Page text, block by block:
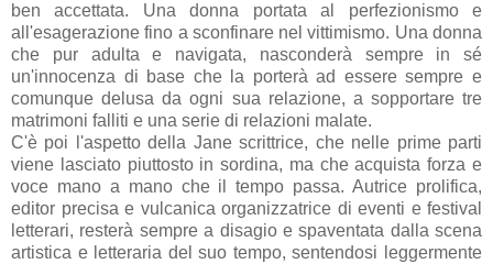
ben accettata. Una donna portata al perfezionismo e
all'esagerazione fino a sconfinare nel vittimismo. Una donna
che pur adulta e navigata, nasconderà sempre in sé
un'innocenza di base che la porterà ad essere sempre e
comunque delusa da ogni sua relazione, a sopportare tre
matrimoni falliti e una serie di relazioni malate.
C'è poi l'aspetto della Jane scrittrice, che nelle prime parti
viene lasciato piuttosto in sordina, ma che acquista forza e
voce mano a mano che il tempo passa. Autrice prolifica,
editor precisa e vulcanica organizzatrice di eventi e festival
letterari, resterà sempre a disagio e spaventata dalla scena
artistica e letteraria del suo tempo, sentendosi leggermente